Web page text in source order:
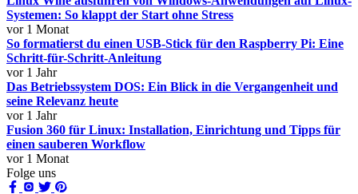
Systemen: So klappt der Start ohne Stress
vor 1 Monat
So formatierst du einen USB-Stick für den Raspberry Pi: Eine
Schritt-für-Schritt-Anleitung
vor 1 Jahr
Das Betriebssystem DOS: Ein Blick in die Vergangenheit und
seine Relevanz heute
vor 1 Jahr
Fusion 360 für Linux: Installation, Einrichtung und Tipps für
einen sauberen Workflow
vor 1 Monat
Folge uns